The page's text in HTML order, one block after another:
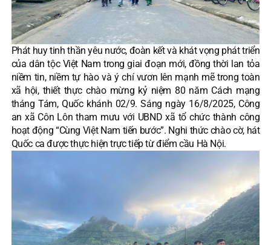
Phát huy tinh thần yêu nước, đoàn kết và khát vọng phát triển
của dân tộc Việt Nam trong giai đoạn mới, đồng thời lan tỏa
niềm tin, niềm tự hào và ý chí vươn lên mạnh mẽ trong toàn
xã hội, thiết thực chào mừng kỷ niệm 80 năm Cách mạng
tháng Tám, Quốc khánh 02/9. Sáng ngày 16/8/2025, Công
an xã Côn Lôn tham mưu với UBND xã tổ chức thành công
hoạt động “Cùng Việt Nam tiến bước”. Nghi thức chào cờ, hát
Quốc ca được thực hiện trực tiếp từ điểm cầu Hà Nội.